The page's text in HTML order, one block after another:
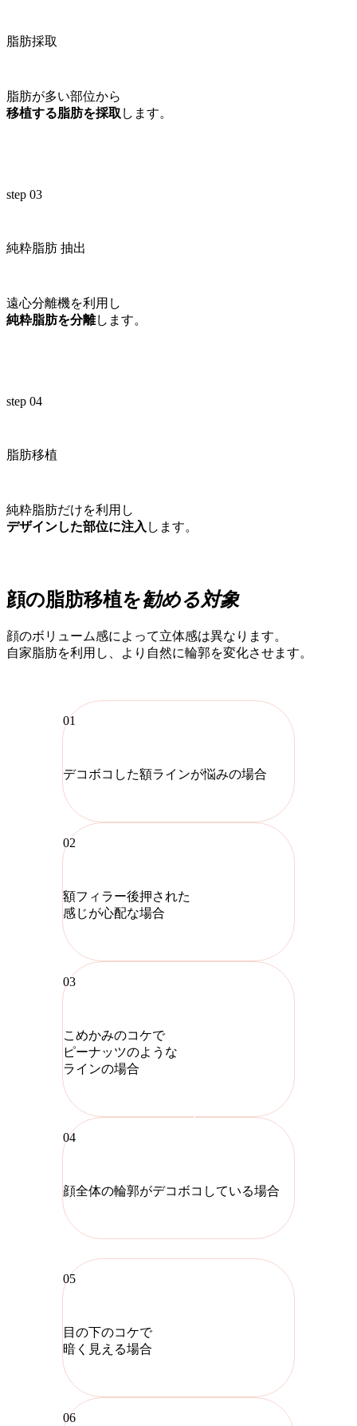
脂肪採取
脂肪が多い部位から
移植する脂肪を採取 します。
step 03
純粋脂肪 抽出
遠心分離機を利用し
純粋脂肪を分離します。
step 04
脂肪移植
純粋脂肪だけを利用し
デザインした部位に注入 します。
顔の脂肪移植を勧める対象
顔のボリューム感によって立体感は異なります。
自家脂肪を利用し、より自然に輪郭を変化させます。
01
デコボコした額ラインが悩みの場合
02
額フィラー後押された
感じが心配な場合
03
こめかみのコケで
ピーナッツのような
ラインの場合
04
顔全体の輪郭がデコボコしている場合
05
目の下のコケで
暗く見える場合
06